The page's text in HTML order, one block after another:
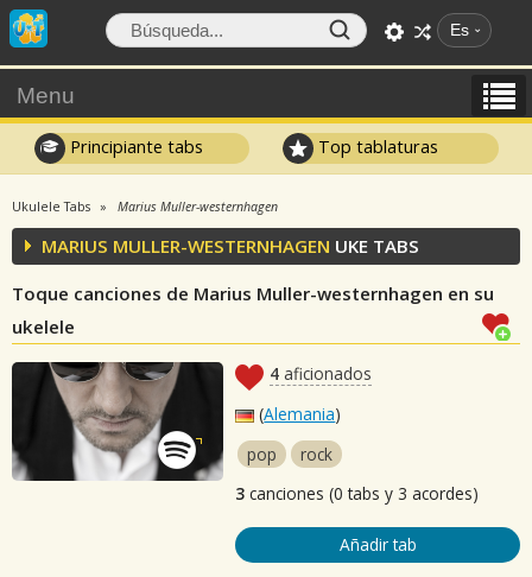
Es
Menu
Principiante tabs Top tablaturas
Ukulele Tabs Marius Muller-westernhagen
MARIUS MULLER-WESTERNHAGEN UKE TABS
Toque canciones de Marius Muller-westernhagen en su
ukelele
4 aficionados
(Alemania)
pop
rock
3 canciones (0 tabs y 3 acordes)
Añadir tab